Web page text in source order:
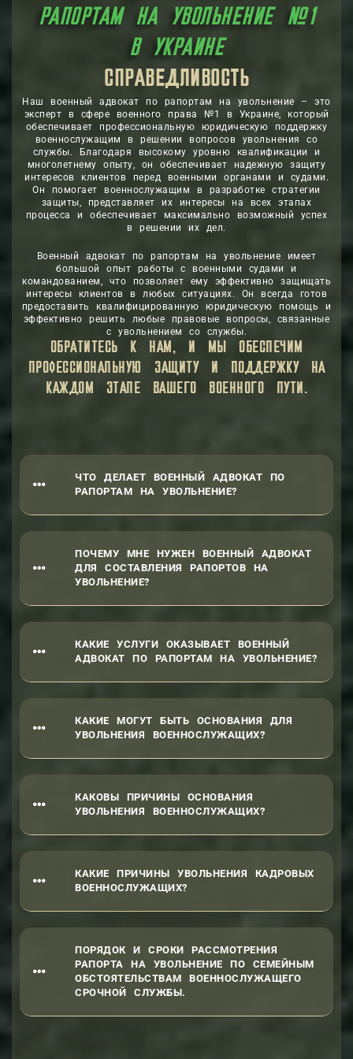
понимают, что увольнение может быть стрессовым
и эмоционально тяжелым для военнослужащих. Они
оказывают эмоциональную поддержку и помогают
сохранить спокойствие и решительность в самом
Военный адвокат по рапортам на увольнение
обеспечивает полноту защиты прав и интересов
военнослужащих на важном этапе службы.
РАПОРТАМ НА УВОЛЬНЕНИЕ №1
В УКРАИНЕ
ЗАЩИТА
СПРАВЕДЛИВОСТЬ
Наш военный адвокат по рапортам на увольнение – это
эксперт в сфере военного права №1 в Украине, который
обеспечивает профессиональную юридическую поддержку
военнослужащим в решении вопросов увольнения со
службы. Благодаря высокому уровню квалификации и
многолетнему опыту, он обеспечивает надежную защиту
интересов клиентов перед военными органами и судами.
Он помогает военнослужащим в разработке стратегии
защиты, представляет их интересы на всех этапах
процесса и обеспечивает максимально возможный успех
в решении их дел.
Военный адвокат по рапортам на увольнение имеет
большой опыт работы с военными судами и
командованием, что позволяет ему эффективно защищать
интересы клиентов в любых ситуациях. Он всегда готов
предоставить квалифицированную юридическую помощь и
эффективно решить любые правовые вопросы, связанные
с увольнением со службы.
ОБРАТИТЕСЬ К НАМ, И МЫ ОБЕСПЕЧИМ
ПРОФЕССИОНАЛЬНУЮ ЗАЩИТУ И ПОДДЕРЖКУ НА
КАЖДОМ ЭТАПЕ ВАШЕГО ВОЕННОГО ПУТИ.
ЧТО ДЕЛАЕТ ВОЕННЫЙ АДВОКАТ ПО
РАПОРТАМ НА УВОЛЬНЕНИЕ?
ПОЧЕМУ МНЕ НУЖЕН ВОЕННЫЙ АДВОКАТ
ДЛЯ СОСТАВЛЕНИЯ РАПОРТОВ НА
УВОЛЬНЕНИЕ?
КАКИЕ УСЛУГИ ОКАЗЫВАЕТ ВОЕННЫЙ
АДВОКАТ ПО РАПОРТАМ НА УВОЛЬНЕНИЕ?
КАКИЕ МОГУТ БЫТЬ ОСНОВАНИЯ ДЛЯ
УВОЛЬНЕНИЯ ВОЕННОСЛУЖАЩИХ?
КАКОВЫ ПРИЧИНЫ ОСНОВАНИЯ
УВОЛЬНЕНИЯ ВОЕННОСЛУЖАЩИХ?
КАКИЕ ПРИЧИНЫ УВОЛЬНЕНИЯ КАДРОВЫХ
ВОЕННОСЛУЖАЩИХ?
ПОРЯДОК И СРОКИ РАССМОТРЕНИЯ
РАПОРТА НА УВОЛЬНЕНИЕ ПО СЕМЕЙНЫМ
ОБСТОЯТЕЛЬСТВАМ ВОЕННОСЛУЖАЩЕГО
СРОЧНОЙ СЛУЖБЫ.